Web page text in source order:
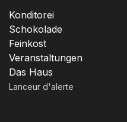
3,20
Kerzenzahl n°5
Konditorei
Schokolade
Feinkost
Veranstaltungen
Das Haus
Lanceur d'alerte